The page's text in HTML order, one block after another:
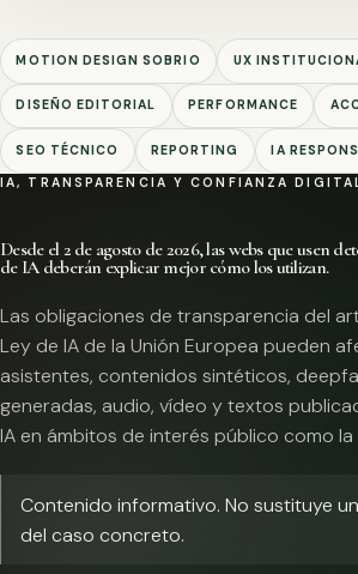
MOTION DESIGN SOBRIO UX
DISEÑO EDITORIAL PERFORMANCE
SEO TÉCNICO REPORTING IA
IA, TRANSPARENCIA Y CONFIANZA
Desde el 2 de agosto de 2026, las webs que usen
de IA deberán explicar mejor cómo los utilizan.
Las obligaciones de transparencia del
Ley de IA de la Unión Europea pueden
asistentes, contenidos sintéticos,
generadas, audio, vídeo y textos
IA en ámbitos de interés público como la
Contenido informativo. No sustituye
del caso concreto.